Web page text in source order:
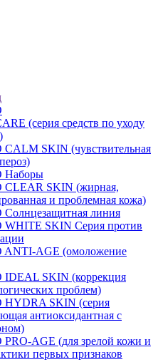
(серия средств по уходу
CALM SKIN (чувствительная
Наборы
CLEAR SKIN (жирная,
и проблемная кожа)
Солнцезащитная линия
WHITE SKIN Серия против
ANTI-AGE (омоложение
IDEAL SKIN (коррекция
проблем)
HYDRA SKIN (серия
антиоксидантная с
PRO-AGE (для зрелой кожи и
первых признаков